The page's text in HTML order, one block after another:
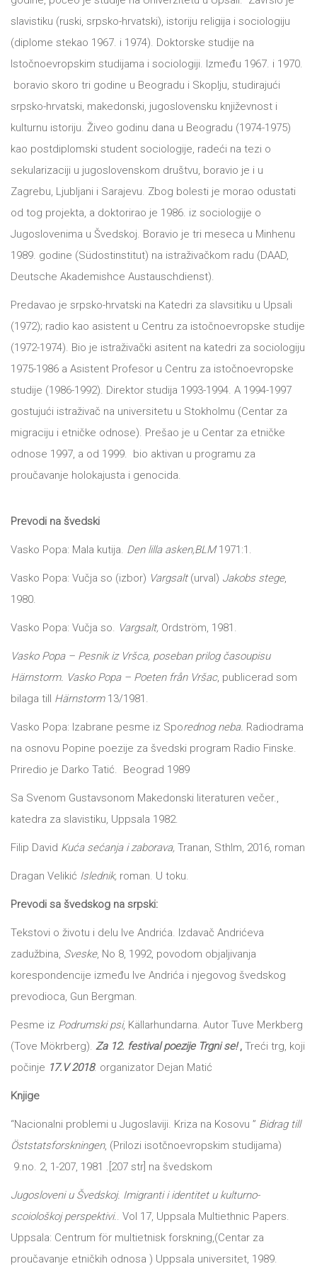
All
tt
Buka&Bes
Sredozemlje
Papirna
A5
Hommage
12/19
12/19+
Portreti
Pro/za
se!
Poezija!
NAMA
KNJIŽARA
TREĆE
DRVO
slavistiku (ruski, srpsko-hrvatski), istoriju religija i sociologiju
(diplome stekao 1967. i 1974). Doktorske studije na
Istočnoevropskim studijama i sociologiji. Između 1967. i 1970.
boravio skoro tri godine u Beogradu i Skoplju, studirajući
srpsko-hrvatski, makedonski, jugoslovensku književnost i
kulturnu istoriju. Živeo godinu dana u Beogradu (1974-1975)
kao postdiplomski student sociologije, radeći na tezi o
sekularizaciji u jugoslovenskom društvu, boravio je i u
Zagrebu, Ljubljani i Sarajevu. Zbog bolesti je morao odustati
od tog projekta, a doktorirao je 1986. iz sociologije o
Jugoslovenima u Švedskoj. Boravio je tri meseca u Minhenu
1989. godine (Südostinstitut) na istraživačkom radu (DAAD,
Deutsche Akademishce Austauschdienst).
Predavao je srpsko-hrvatski na Katedri za slavsitiku u Upsali
(1972); radio kao asistent u Centru za istočnoevropske studije
(1972-1974). Bio je istraživački asitent na katedri za sociologiju
1975-1986 a Asistent Profesor u Centru za istočnoevropske
studije (1986-1992). Direktor studija 1993-1994. A 1994-1997
gostujući istraživač na universitetu u Stokholmu (Centar za
migraciju i etničke odnose). Prešao je u Centar za etničke
odnose 1997, a od 1999. bio aktivan u programu za
proučavanje holokajusta i genocida.
Prevodi na švedski
Vasko Popa: Mala kutija. Den lilla asken,BLM1971:1.
Vasko Popa: Vučja so (izbor) Vargsalt(urval) Jakobs stege,
1980.
Vasko Popa: Vučja so. Vargsalt, Ordström, 1981.
Vasko Popa – Pesnik iz Vršca, poseban prilog časoupisu
Härnstorm. Vasko Popa – Poeten från Vršac, publicerad som
bilaga till Härnstorm 13/1981.
Vasko Popa: Izabrane pesme iz Sporednog neba. Radiodrama
na osnovu Popine poezije za švedski program Radio Finske.
Priredio je Darko Tatić. Beograd 1989
Sa Svenom Gustavsonom Makedonski literaturen večer.,
katedra za slavistiku, Uppsala 1982.
Filip David Kuća sećanja i zaborava, Tranan, Sthlm, 2016, roman
Dragan Velikić Islednik, roman. U toku.
Prevodi sa švedskog na srpski:
Tekstovi o životu i delu Ive Andrića. Izdavač Andrićeva
zadužbina, Sveske, No 8, 1992, povodom objaljivanja
korespondencije između Ive Andrića i njegovog švedskog
prevodioca, Gun Bergman.
Pesme iz Podrumski psi, Källarhundarna. Autor Tuve Merkberg
(Tove Mökrberg). Za 12. festival poezije Trgni se!, Treći trg, koji
počinje 17.V 2018. organizator Dejan Matić
Knjige
“Nacionalni problemi u Jugoslaviji. Kriza na Kosovu ” Bidrag till
Öststatsforskningen, (Prilozi isotčnoevropskim studijama)
9.no. 2, 1-207, 1981 .[207 str] na švedskom
Jugosloveni u Švedskoj. Imigranti i identitet u kulturno-
scoiološkoj perspektivi.. Vol 17, Uppsala Multiethnic Papers.
Uppsala: Centrum för multietnisk forskning,(Centar za
proučavanje etničkih odnosa ) Uppsala universitet, 1989.